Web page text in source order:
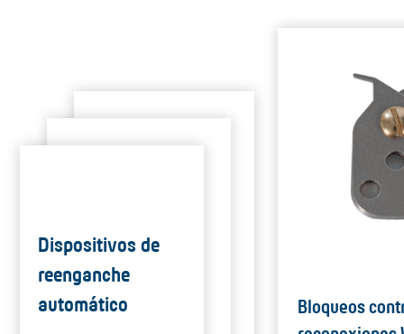
Dispositivos de
reenganche
automático
Bloqueos